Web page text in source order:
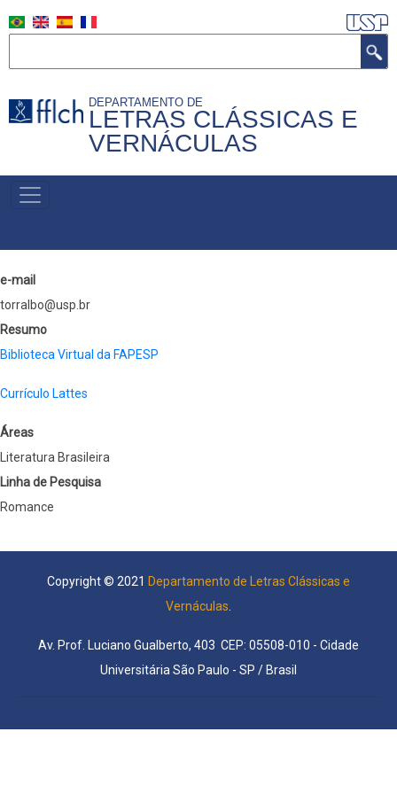
para
principal
DEPARTAMENTO DE
LETRAS CLÁSSICAS E
VERNÁCULAS
MENU
e-mail
torralbo@usp.br
Resumo
Biblioteca Virtual da FAPESP
Currículo Lattes
Áreas
Literatura Brasileira
Linha de Pesquisa
Romance
Copyright © 2021 Departamento de Letras Clássicas e
Vernáculas
Av. Prof. Luciano Gualberto, 403 CEP: 05508-010 - Cidade
Universitária São Paulo - SP / Brasil